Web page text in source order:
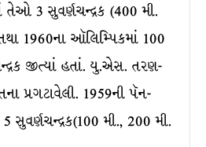
3 સુવર્ણચન્દ્રક (400 મી.
1960ના ઑલિમ્પિકમાં 100
જીત્યાં હતાં. યુ.એસ. તરણ-
પ્રગટાવેલી. 1959ની પૅન-
મી., 200 મી.